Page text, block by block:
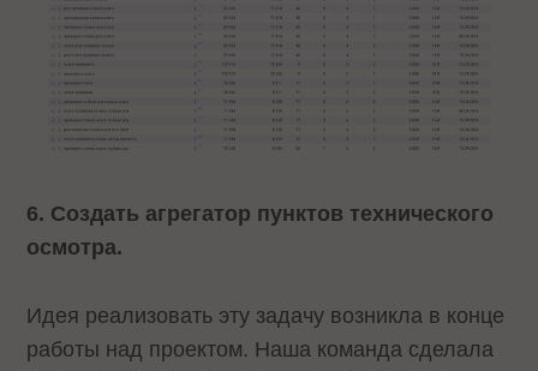
6. Создать агрегатор пунктов технического
осмотра.
Идея реализовать эту задачу возникла в конце
работы над проектом. Наша команда сделала